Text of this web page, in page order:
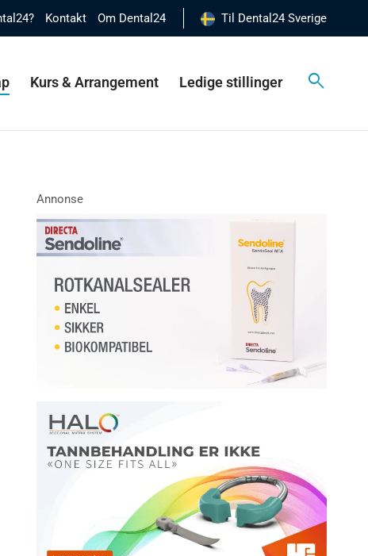
Kontakt Om Dental24 Til Dental24 Sverige
Kurs & Arrangement Ledige stillinger